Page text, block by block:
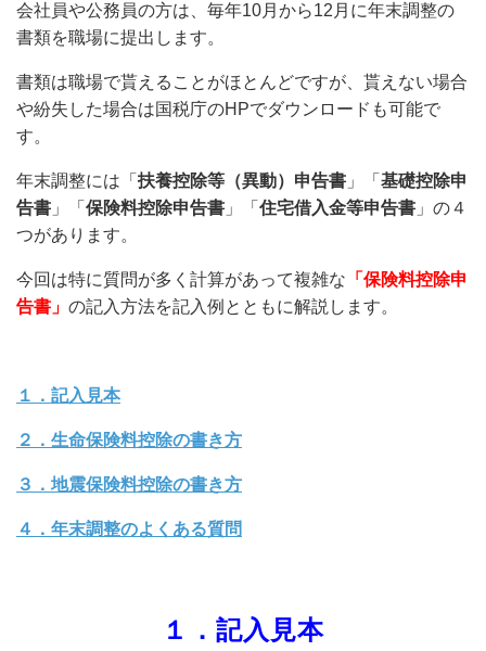
会社員や公務員の方は、毎年10月から12月に年末調整の
書類を職場に提出します。
書類は職場で貰えることがほとんどですが、貰えない場合
や紛失した場合は国税庁のHPでダウンロードも可能で
す。
年末調整には「 扶養控除等（異動）申告書 」「 基礎控除申
告書 」「 保険料控除申告書 」「 住宅借入金等申告書 」の４
つがあります。
今回は特に質問が多く計算があって複雑な 「保険料控除申
告書」 の記入方法を記入例とともに解説します。
１．記入見本
２．生命保険料控除の書き方
３．地震保険料控除の書き方
４．年末調整のよくある質問
１．記入見本